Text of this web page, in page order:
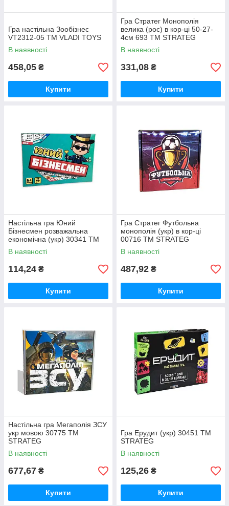
Гра настільна Зообізнес
VT2312-05 ТМ VLADI TOYS
В наявності
458,05 ₴
Купити
Гра Стратег Монополія
велика (рос) в кор-ці 50-27-
4см 693 ТМ STRATEG
В наявності
331,08 ₴
Купити
Настільна гра Юний
Бізнесмен розважальна
економічна (укр) 30341 ТМ
STRATEG
В наявності
114,24 ₴
Купити
Гра Стратег Футбольна
монополія (укр) в кор-ці
00716 ТМ STRATEG
В наявності
487,92 ₴
Купити
Настільна гра Мегаполія ЗСУ
укр мовою 30775 ТМ
STRATEG
В наявності
677,67 ₴
Купити
Гра Ерудит (укр) 30451 ТМ
STRATEG
В наявності
125,26 ₴
Купити